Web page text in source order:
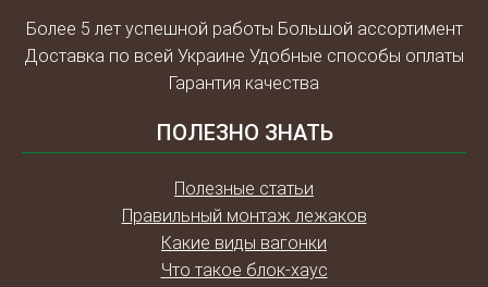
Более 5 лет успешной работы Большой ассортимент
Доставка по всей Украине Удобные способы оплаты
Гарантия качества
ПОЛЕЗНО ЗНАТЬ
Полезные статьи
Правильный монтаж лежаков
Какие виды вагонки
Что такое блок-хаус